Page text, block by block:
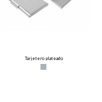
Tarjetero plateado